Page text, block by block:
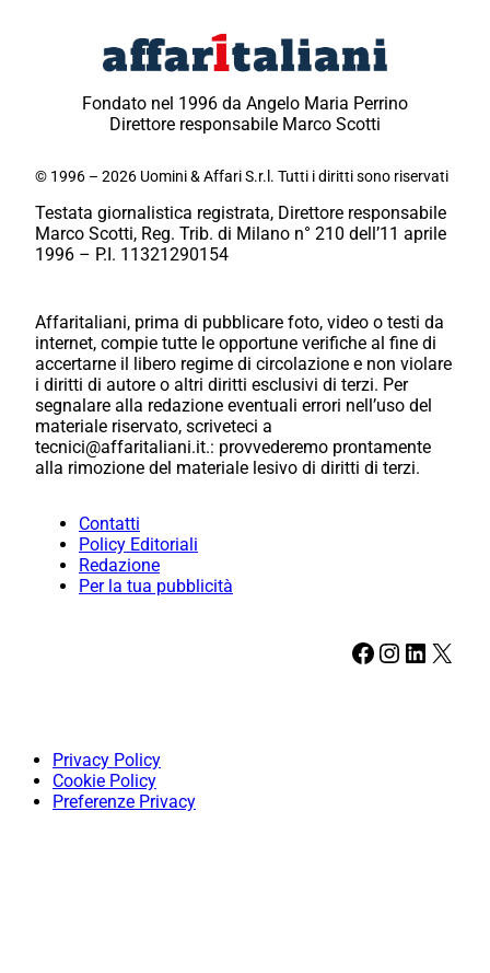
Fondato nel 1996 da Angelo Maria Perrino
Direttore responsabile Marco Scotti
© 1996 – 2026 Uomini & Affari S.r.l. Tutti i diritti sono riservati
Testata giornalistica registrata, Direttore responsabile
Marco Scotti, Reg. Trib. di Milano n° 210 dell’11 aprile
1996 – P.I. 11321290154
Affaritaliani, prima di pubblicare foto, video o testi da
internet, compie tutte le opportune verifiche al fine di
accertarne il libero regime di circolazione e non violare
i diritti di autore o altri diritti esclusivi di terzi. Per
segnalare alla redazione eventuali errori nell’uso del
materiale riservato, scriveteci a
tecnici@affaritaliani.it.: provvederemo prontamente
alla rimozione del materiale lesivo di diritti di terzi.
Contatti
Policy Editoriali
Redazione
Per la tua pubblicità
Facebook Instagram LinkedIn X
Privacy Policy
Cookie Policy
Preferenze Privacy